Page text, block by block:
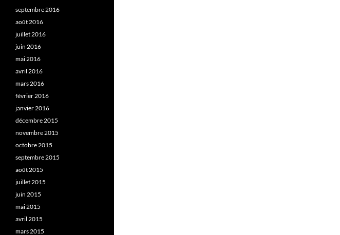
septembre 2016
août 2016
juillet 2016
juin 2016
mai 2016
avril 2016
mars 2016
février 2016
janvier 2016
décembre 2015
novembre 2015
octobre 2015
septembre 2015
août 2015
juillet 2015
juin 2015
mai 2015
avril 2015
mars 2015